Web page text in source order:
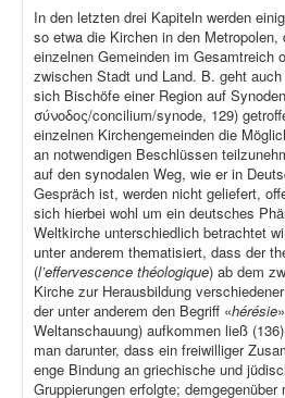
In den letzten drei Kapiteln werden
so etwa die Kirchen in den
einzelnen Gemeinden im Gesamtreich
zwischen Stadt und Land. B. geht
sich Bischöfe einer Region auf
σύνοδος/concilium/synode, 129)
einzelnen Kirchengemeinden die
an notwendigen Beschlüssen
auf den synodalen Weg, wie er in
Gespräch ist, werden nicht geliefert,
sich hierbei wohl um ein deutsches
Weltkirche unterschiedlich betrachtet
unter anderem thematisiert, dass der
(l’effervescence théologique) ab dem
Kirche zur Herausbildung
der unter anderem den Begriff «hérésie
Weltanschauung) aufkommen ließ
man darunter, dass ein freiwilliger
enge Bindung an griechische und
Gruppierungen erfolgte; demgegenüber